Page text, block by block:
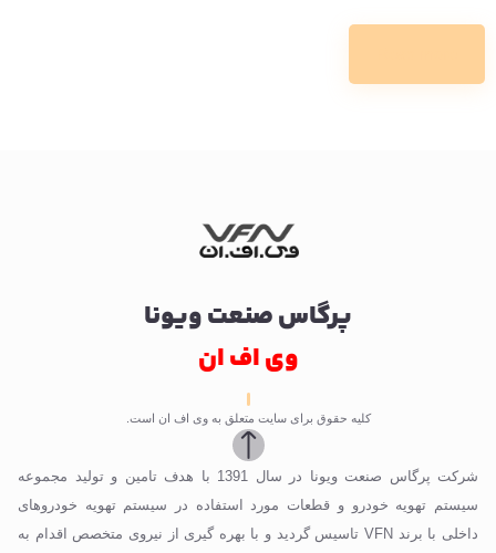
پرگاس صنعت ویونا
وی اف ان
کلیه حقوق برای سایت متعلق به وی اف ان است.
شرکت پرگاس صنعت ویونا در سال 1391 با هدف تامین و تولید مجموعه
سیستم تهویه خودرو و قطعات مورد استفاده در سیستم تهویه خودروهای
داخلی با برند VFN تاسیس گردید و با بهره گیری از نیروی متخصص اقدام به